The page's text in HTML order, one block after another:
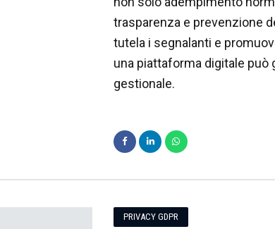
trasparenza e prevenzione
tutela i segnalanti e
una piattaforma digitale
gestionale.
PRIVACY GDPR